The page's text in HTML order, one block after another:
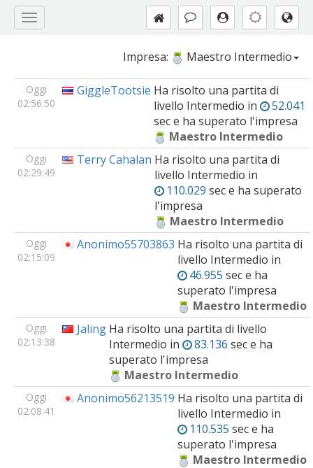
Impresa: Maestro Intermedio
Oggi
02:56:50
GiggleTootsie Ha risolto una partita di
livello Intermedio in
52.041
sec e ha superato l'impresa
Maestro Intermedio
Oggi
02:29:49
Terry Cahalan Ha risolto una partita di
livello Intermedio in
110.029 sec e ha superato
l'impresa
Maestro Intermedio
Oggi
02:15:09
Anonimo55703863 Ha risolto una partita di
livello Intermedio in
46.955 sec e ha
superato l'impresa
Maestro Intermedio
Oggi
02:13:38
Jaling Ha risolto una partita di livello
Intermedio in 83.136 sec e ha
superato l'impresa
Maestro Intermedio
Oggi
02:08:41
Anonimo56213519 Ha risolto una partita di
livello Intermedio in
110.535 sec e ha
superato l'impresa
Maestro Intermedio